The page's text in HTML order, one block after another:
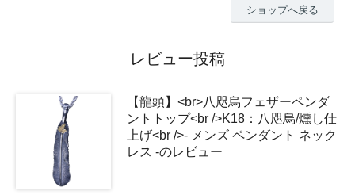
ショップへ戻る
レビュー投稿
【龍頭】<br>八咫烏フェザーペンダ
ントトップ<br />K18：八咫烏/燻し仕
上げ<br />- メンズ ペンダント ネック
レス -のレビュー